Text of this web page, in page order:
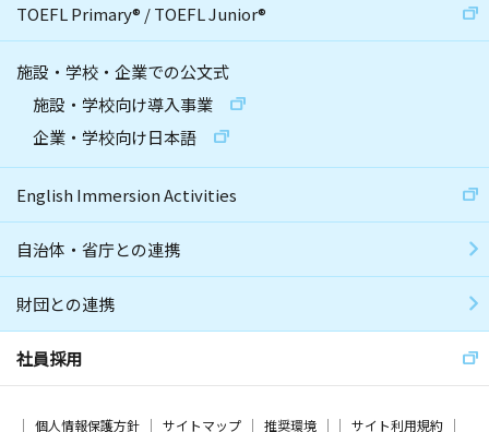
TOEFL Primary® /TOEFL Junior®
施設・学校・企業での公文式
施設・学校向け導入事業
企業・学校向け日本語
English Immersion Activities
自治体・省庁との連携
財団との連携
社員採用
個人情報保護方針 サイトマップ 推奨環境 サイト利用規約